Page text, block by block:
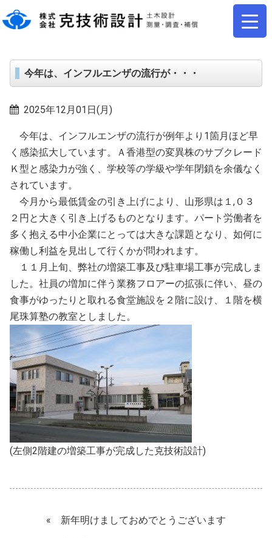
今年は、インフルエンザの流行が・・・
2025年12月01日(月)
今年は、インフルエンザの流行が例年より1箇月ほど早
く感染拡大しています。Ａ香港型の変異株のサブクレード
Ｋ型と感染力が強く、学校等の学級や学年閉鎖を余儀なく
されています。
今月から最低賃金の引き上げにより、山形県は１,０３
２円と大きく引き上げるものとなります。パート労働者を
多く抱える中小企業にとっては大きな課題となり、如何に
稼働し利益を見出して行くかが問われます。
１１月上旬、弊社の増築工事及び駐車場工事が完成しま
した。社員の増加に伴う業務フロアーの拡張に伴い、昼の
食事がゆったりと取れる食堂施設を２階に設け、１階を横
尾珠算塾の教室としました。
(左側2階建の増築工事が完成した克技術設計)
« 新年明けましておめでとうございます